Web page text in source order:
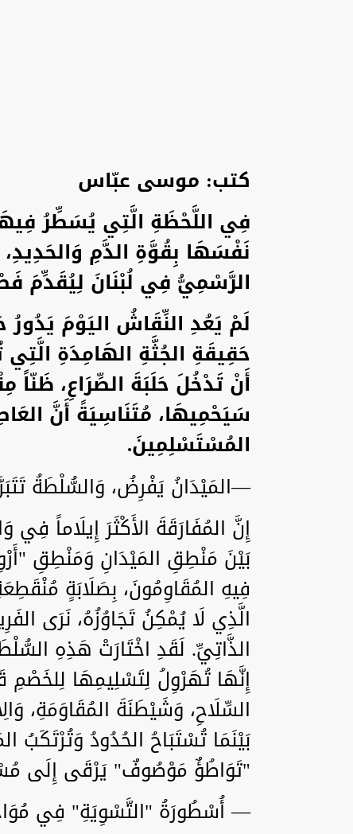
كتب: موسى عبّاس
فِي اللَّحْظَةِ الَّتِي يُسَطِّرُ
نَفْسَهَا بِقُوَّةِ الدَّمِ
الرَّسْمِيُّ فِي لُبْنَانَ لِيُقَدِّمَ
لَمْ يَعُدِ النِّقَاشُ اليَوْمَ
حَقِيقَةِ الجُثَّةِ الهَامِدَةِ
أَنْ تَدْخُلَ حَلَبَةَ الصِّرَاعِ، ظَنّاً
سَيَحْمِيهَا، مُتَنَاسِيَةً أَنَّ
المُسْتَسْلِمِينَ.
—المَيْدَانُ يَفْرِضُ، وَالسُّلْطَةُ
إِنَّ المُفَارَقَةَ الأَكْثَرَ إِيلَاماً
بَيْنَ مَنْطِقِ المَيْدَانِ وَمَنْطِقِ
فِيهِ المُقَاوِمُونَ، بِصَلَابَةٍ
الَّذِي لَا يُمْكِنُ تَجَاوُزُهُ، نَرَى
الذَّاتِيِّ. لَقَدِ اخْتَارَتْ هَذِهِ
إِنَّهَا تُهَرْوِلُ لِتَسْلِيمِهَا
السِّلَاحِ، وَشَيْطَنَةَ المُقَاوَمَةِ،
بَيْنَمَا تُسْتَبَاحُ الحُدُودُ
"تَوَاطُؤٌ مَوْصُوفٌ" يَرْقَى إِلَى
— أُسْطُورَةُ "التَّسْوِيَةِ" فِي